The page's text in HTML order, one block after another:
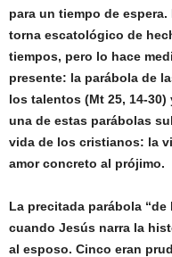
para un tiempo de
torna escatológico de
tiempos, pero lo hace
presente: la parábola de
los talentos (Mt 25, 14-
una de estas parábolas
vida de los cristianos: la
amor concreto al prójimo.
La precitada parábola
cuando Jesús narra la
al esposo. Cinco eran